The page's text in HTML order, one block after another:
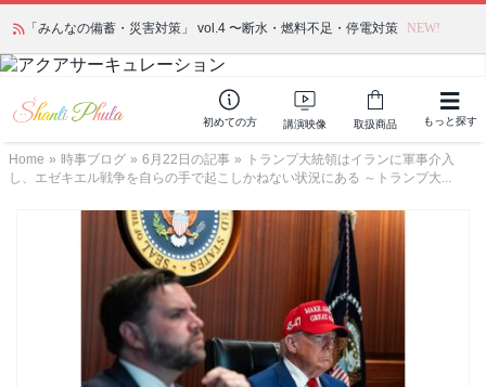
「みんなの備蓄・災害対策」 vol.4 〜断水・燃料不足・停電対策 NEW!
初めての方 講演映像 取扱商品 もっと探す
Home » 時事ブログ » 6月22日の記事 »
トランプ大統領はイランに軍事介入
し、エゼキエル戦争を自らの手で起こしかねない状況にある ～トランプ大...